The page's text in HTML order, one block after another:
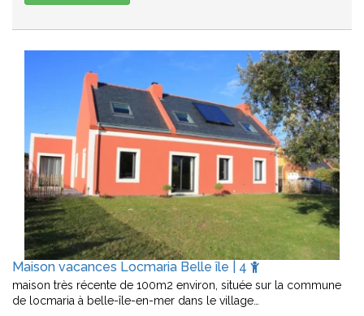
Maison vacances Locmaria Belle île | 4
maison très récente de 100m2 environ, située sur la commune
de locmaria à belle-île-en-mer dans le village…